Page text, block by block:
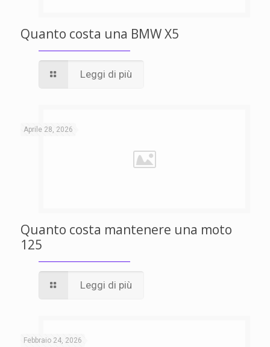
Quanto costa una BMW X5
Leggi di più
Aprile 28, 2026
Quanto costa mantenere una moto
125
Leggi di più
Febbraio 24, 2026